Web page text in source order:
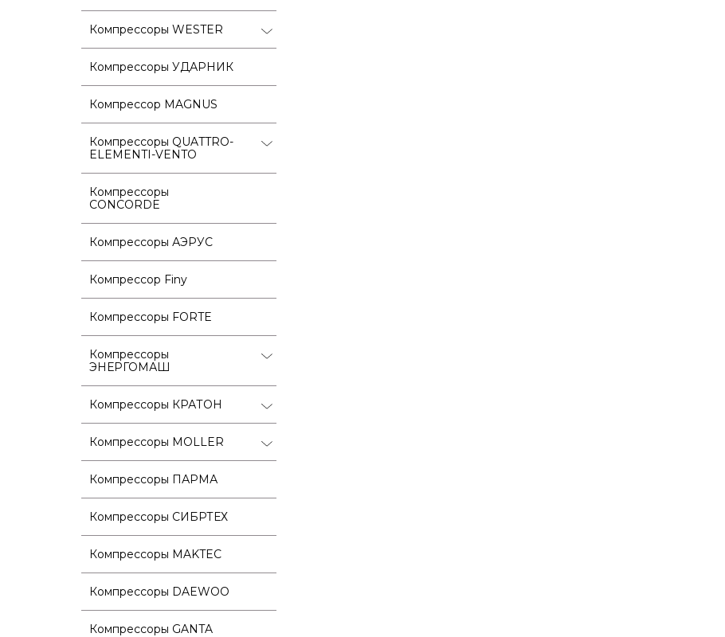
Компрессоры WESTER
Компрессоры УДАРНИК
Компрессор MAGNUS
Компрессоры QUATTRO-
ELEMENTI-VENTO
Компрессоры
CONCORDE
Компрессоры АЭРУС
Компрессор Finy
Компрессоры FORTE
Компрессоры
ЭНЕРГОМАШ
Компрессоры КРАТОН
Компрессоры MOLLER
Компрессоры ПАРМА
Компрессоры СИБРТЕХ
Компрессоры MAKTEC
Компрессоры DAEWOO
Компрессоры GANTA